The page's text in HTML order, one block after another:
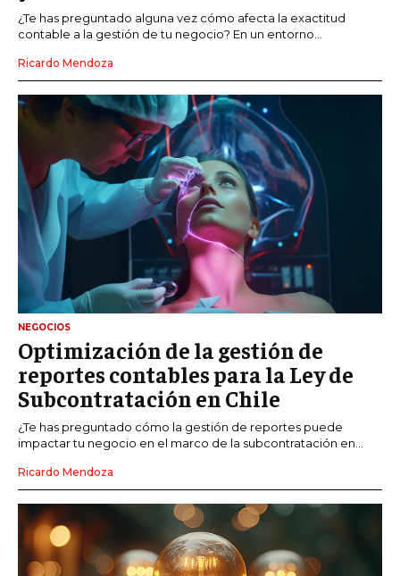
¿Te has preguntado alguna vez cómo afecta la exactitud
contable a la gestión de tu negocio? En un entorno...
Ricardo Mendoza
NEGOCIOS
Optimización de la gestión de
reportes contables para la Ley de
Subcontratación en Chile
¿Te has preguntado cómo la gestión de reportes puede
impactar tu negocio en el marco de la subcontratación en...
Ricardo Mendoza